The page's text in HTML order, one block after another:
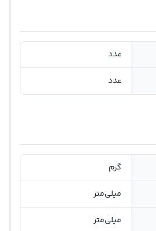
عدد
عدد
گرم
میلی‌متر
میلی‌متر